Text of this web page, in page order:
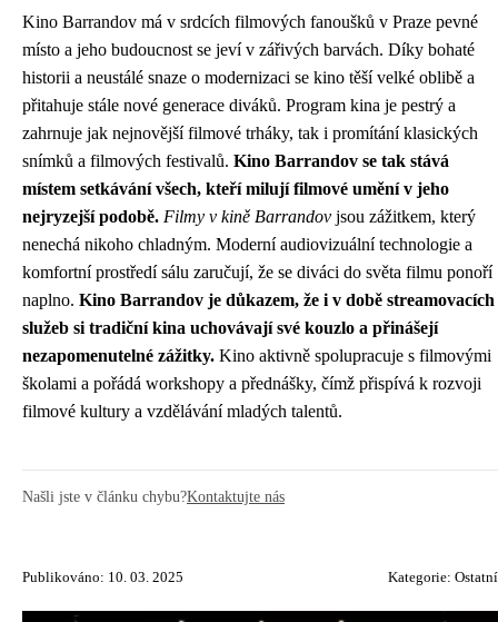
Kino Barrandov má v srdcích filmových fanoušků v Praze pevné
místo a jeho budoucnost se jeví v zářivých barvách. Díky bohaté
historii a neustálé snaze o modernizaci se kino těší velké oblibě a
přitahuje stále nové generace diváků. Program kina je pestrý a
zahrnuje jak nejnovější filmové trháky, tak i promítání klasických
snímků a filmových festivalů. Kino Barrandov se tak stává
místem setkávání všech, kteří milují filmové umění v jeho
nejryzejší podobě. Filmy v kině Barrandov jsou zážitkem, který
nenechá nikoho chladným. Moderní audiovizuální technologie a
komfortní prostředí sálu zaručují, že se diváci do světa filmu ponoří
naplno. Kino Barrandov je důkazem, že i v době streamovacích
služeb si tradiční kina uchovávají své kouzlo a přinášejí
nezapomenutelné zážitky. Kino aktivně spolupracuje s filmovými
školami a pořádá workshopy a přednášky, čímž přispívá k rozvoji
filmové kultury a vzdělávání mladých talentů.
Našli jste v článku chybu?Kontaktujte nás
Publikováno: 10. 03. 2025 Kategorie: Ostatní